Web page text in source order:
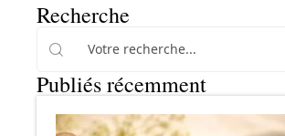
Recherche
Publiés récemment